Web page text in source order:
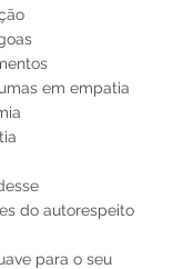
em empatia
do autorespeito
para o seu